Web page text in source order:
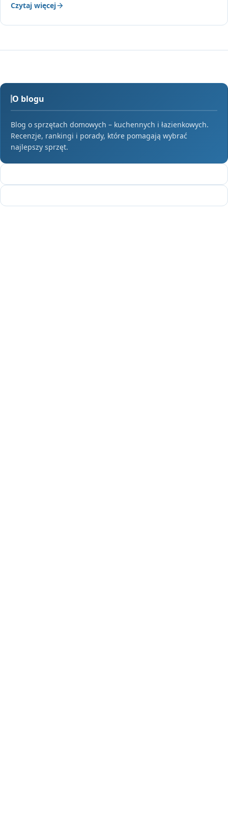
Czytaj więcej
O blogu
Blog o sprzętach domowych – kuchennych i łazienkowych.
Recenzje, rankingi i porady, które pomagają wybrać
najlepszy sprzęt.